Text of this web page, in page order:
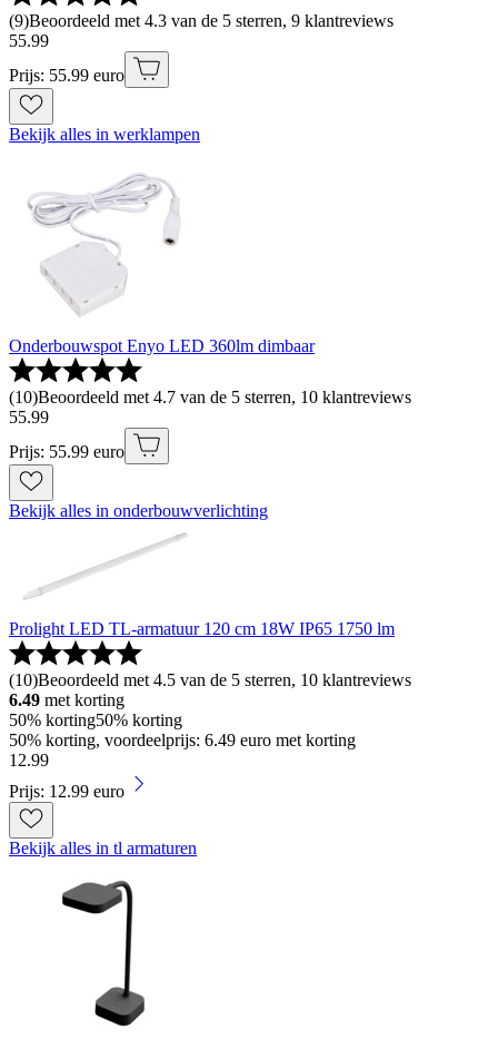
(9)Beoordeeld met 4.3 van de 5 sterren, 9 klantreviews
55.99
Prijs: 55.99 euro
Bekijk alles in werklampen
Onderbouwspot Enyo LED 360lm dimbaar
(10)Beoordeeld met 4.7 van de 5 sterren, 10 klantreviews
55.99
Prijs: 55.99 euro
Bekijk alles in onderbouwverlichting
Prolight LED TL-armatuur 120 cm 18W IP65 1750 lm
(10)Beoordeeld met 4.5 van de 5 sterren, 10 klantreviews
6.49 met korting
50% korting50% korting
50% korting, voordeelprijs: 6.49 euro met korting
12.99
Prijs: 12.99 euro
Bekijk alles in tl armaturen